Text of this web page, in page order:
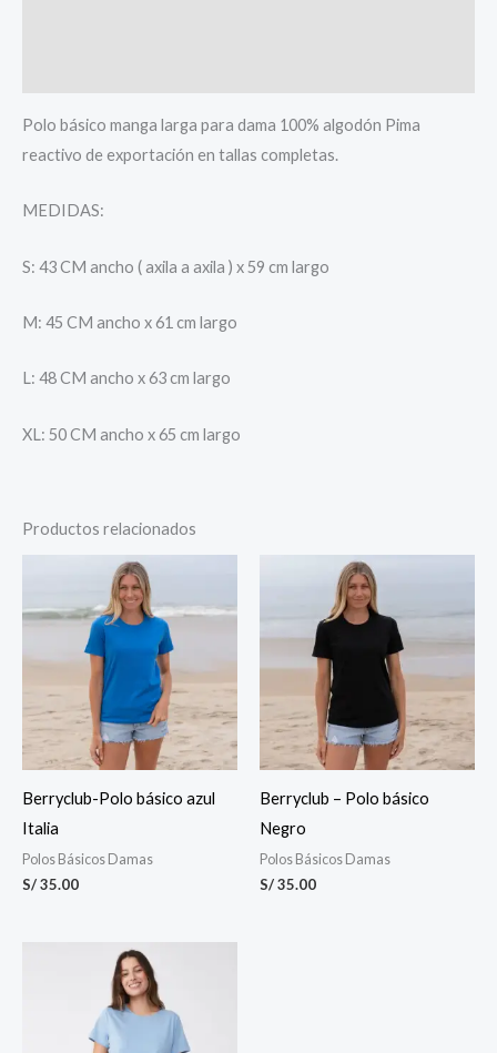
Polo básico manga larga para dama 100% algodón Pima
reactivo de exportación en tallas completas.
MEDIDAS:
S: 43 CM ancho ( axila a axila ) x 59 cm largo
M: 45 CM ancho x 61 cm largo
L: 48 CM ancho x 63 cm largo
XL: 50 CM ancho x 65 cm largo
Productos relacionados
Berryclub-Polo básico azul
Italia
Polos Básicos Damas
S/35.00
Berryclub – Polo básico
Negro
Polos Básicos Damas
S/35.00